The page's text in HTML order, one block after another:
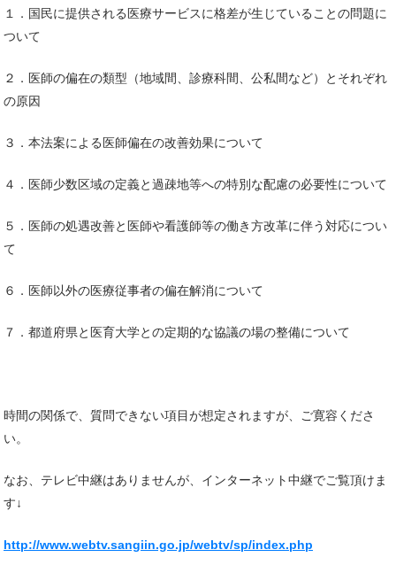
１．国民に提供される医療サービスに格差が生じていることの問題に
ついて
２．医師の偏在の類型（地域間、診療科間、公私間など）とそれぞれ
の原因
３．本法案による医師偏在の改善効果について
４．医師少数区域の定義と過疎地等への特別な配慮の必要性について
５．医師の処遇改善と医師や看護師等の働き方改革に伴う対応につい
て
６．医師以外の医療従事者の偏在解消について
７．都道府県と医育大学との定期的な協議の場の整備について
時間の関係で、質問できない項目が想定されますが、ご寛容くださ
い。
なお、テレビ中継はありませんが、インターネット中継でご覧頂けま
す↓
http://www.webtv.sangiin.go.jp/webtv/sp/index.php